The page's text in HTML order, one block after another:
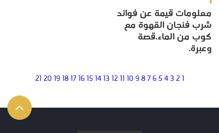
معلومات قيمة عن فوائد
شرب فنجان القهوة مع
كوب من الماء.قصة
وعبرة.
1
2
3
4
5
6
7
8
9
10
11
12
13
14
15
16
17
18
19
20
21